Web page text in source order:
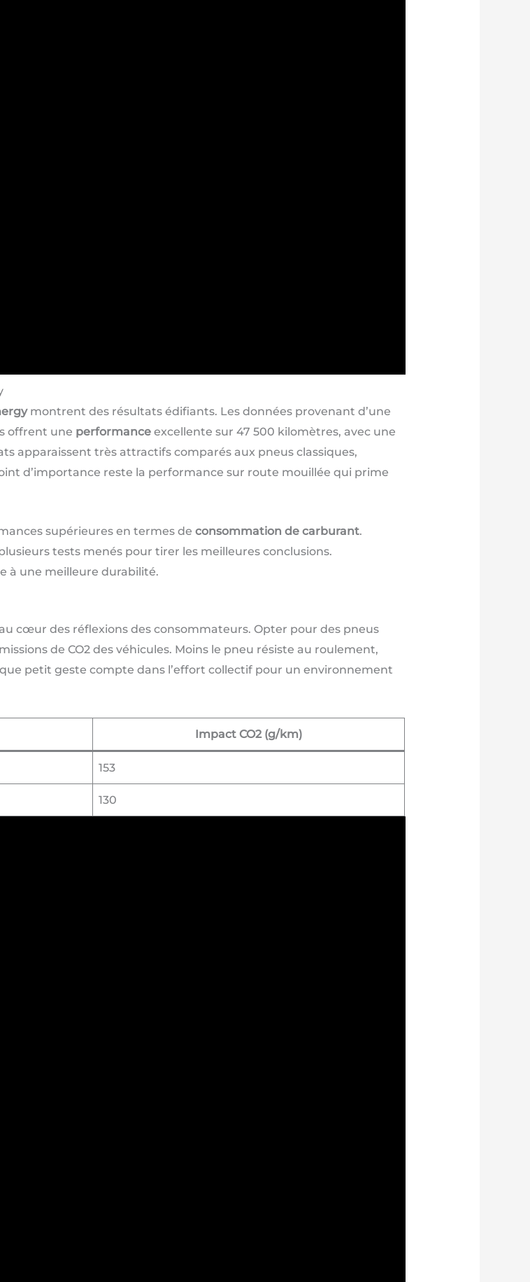
montrent des résultats édifiants. Les données provenant d’une
offrent une performanceexcellente sur 47 500 kilomètres, avec une
apparaissent très attractifs comparés aux pneus classiques,
d’importance reste la performance sur route mouillée qui prime
supérieures en termes de consommation de carburant.
tests menés pour tirer les meilleures conclusions.
à une meilleure durabilité.
cœur des réflexions des consommateurs. Opter pour des pneus
de CO2 des véhicules. Moins le pneu résiste au roulement,
petit geste compte dans l’effort collectif pour un environnement
Impact CO2 (g/km)
153
130